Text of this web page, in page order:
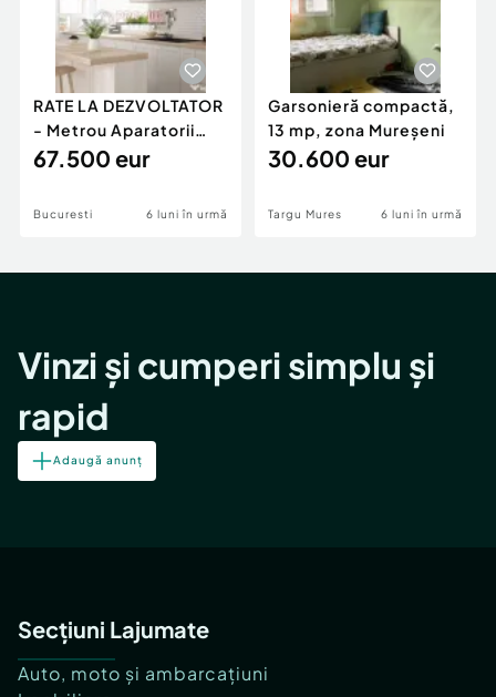
RATE LA DEZVOLTATOR
- Metrou Aparatorii
Patriei -
67.500 eur
Bucuresti 6 luni în urmă
Garsonieră compactă,
13 mp, zona Mureșeni
30.600 eur
Targu Mures 6 luni în urmă
Vinzi și cumperi simplu și
rapid
Adaugă anunț
Secțiuni Lajumate
Auto, moto și ambarcațiuni